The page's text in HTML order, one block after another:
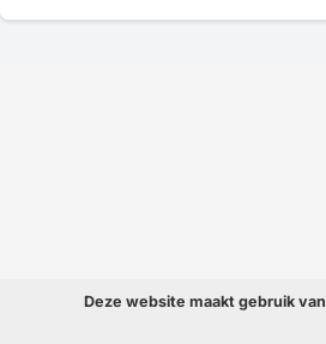
Deze website maakt gebruik van